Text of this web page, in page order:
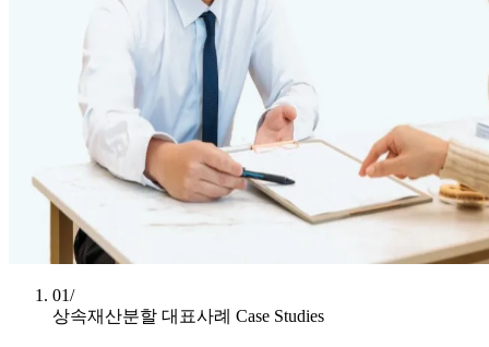
01/
상속재산분할 대표사례 Case Studies